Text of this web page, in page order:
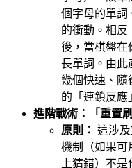
個字母的單詞
的衝動。相反
後，當棋盤在
長單詞。由此
幾個快速、隨
的「連鎖反應
進階戰術：「重置
原則： 這涉
機制（如果可
上猜錯）不